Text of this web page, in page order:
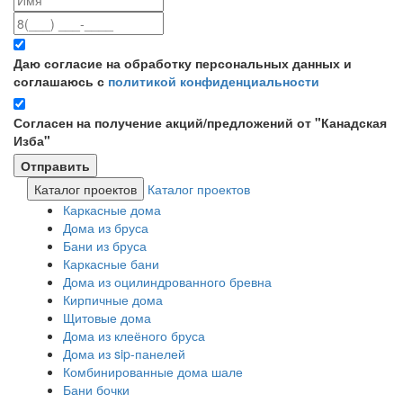
Даю согласие на обработку персональных данных и
соглашаюсь с политикой конфиденциальности
Согласен на получение акций/предложений от "Канадская
Изба"
Каталог проектов
Каталог проектов
Каркасные дома
Дома из бруса
Бани из бруса
Каркасные бани
Дома из оцилиндрованного бревна
Кирпичные дома
Щитовые дома
Дома из клеёного бруса
Дома из sip-панелей
Комбинированные дома шале
Бани бочки